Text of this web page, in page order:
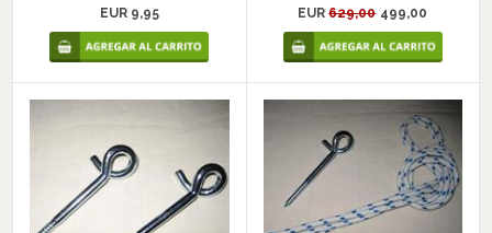
EUR 9,95 EUR629,00 499,00